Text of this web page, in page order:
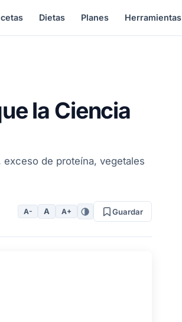
Dietas Planes Herramientas
la Ciencia
de proteína, vegetales
A- A A+ Guardar